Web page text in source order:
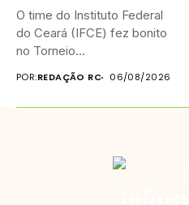
O time do Instituto Federal
do Ceará (IFCE) fez bonito
no Torneio...
POR:REDAÇÃO RC 06/08/2026